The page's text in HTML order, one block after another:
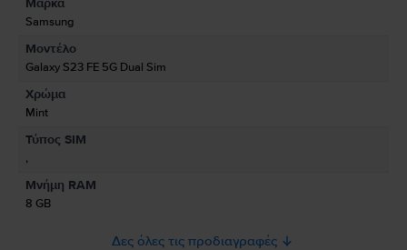
Πληροφορίες Ασφάλειας Προϊόντος
Πληροφορίες σχετικά με τις προειδοποιήσεις ασφαλείας που αφορούν
Samsung
Μοντέλο
Galaxy S23 FE 5G Dual Sim
Χρώμα
Mint
Τύπος SIM
,
Μνήμη RAM
8 GB
Δες όλες τις προδιαγραφές